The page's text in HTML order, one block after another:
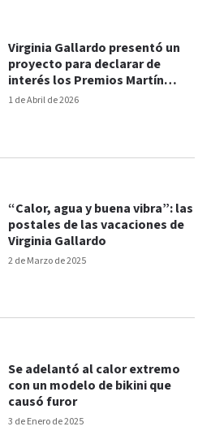
1 de Abril de 2026
Virginia Gallardo presentó un
proyecto para declarar de
interés los Premios Martín
Fierro
2 de Marzo de 2025
“Calor, agua y buena vibra”: las
postales de las vacaciones de
Virginia Gallardo
3 de Enero de 2025
Se adelantó al calor extremo
con un modelo de bikini que
causó furor